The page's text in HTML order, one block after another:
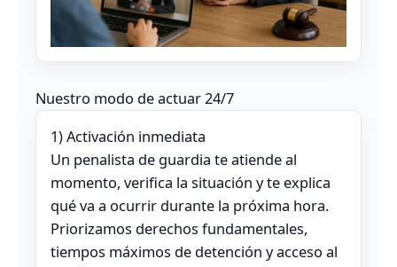
Nuestro modo de actuar 24/7
1) Activación inmediata
Un penalista de guardia te atiende al
momento, verifica la situación y te explica
qué va a ocurrir durante la próxima hora.
Priorizamos derechos fundamentales,
tiempos máximos de detención y acceso al